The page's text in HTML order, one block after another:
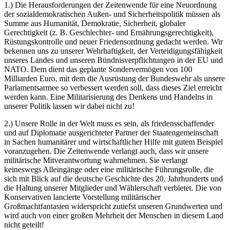
1.) Die Herausforderungen der Zeitenwende für eine Neuordnung
der sozialdemokratischen Außen- und Sicherheitspolitik müssen als
Summe aus Humanität, Demokratie, Sicherheit, globaler
Gerechtigkeit (z. B. Geschlechter- und Ernährungsgerechtigkeit),
Rüstungskontrolle und neuer Friedensordnung gedacht werden. Wir
bekennen uns zu unserer Wehrhaftigkeit, der Verteidigungsfähigkeit
unseres Landes und unseren Bündnisverpflichtungen in der EU und
NATO. Dem dient das geplante Sondervermögen von 100
Milliarden Euro, mit dem die Ausrüstung der Bundeswehr als unsere
Parlamentsarmee so verbessert werden soll, dass dieses Ziel erreicht
werden kann. Eine Militarisierung des Denkens und Handelns in
unserer Politik lassen wir dabei nicht zu!
2.) Unsere Rolle in der Welt muss es sein, als friedensschaffender
und auf Diplomatie ausgerichteter Partner der Staatengemeinschaft
in Sachen humanitärer und wirtschaftlicher Hilfe mit gutem Beispiel
voranzugehen. Die Zeitenwende verlangt auch, dass wir unsere
militärische Mitverantwortung wahrnehmen. Sie verlangt
keineswegs Alleingänge oder eine militärische Führungsrolle, die
sich mit Blick auf die deutsche Geschichte des 20. Jahrhunderts und
die Haltung unserer Mitglieder und Wählerschaft verbietet. Die von
Konservativen lancierte Vorstellung militärischer
Großmachtfantasien widerspricht zutiefst unseren Grundwerten und
wird auch von einer großen Mehrheit der Menschen in diesem Land
nicht geteilt!